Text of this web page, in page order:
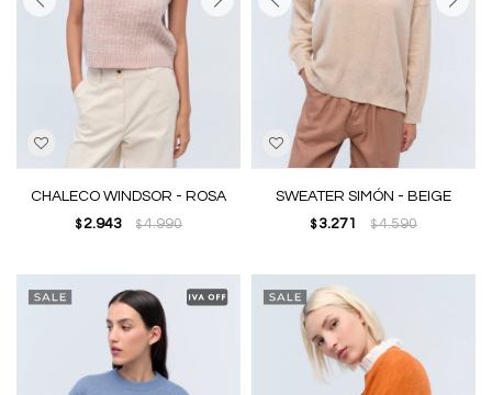
CHALECO WINDSOR - ROSA
$ 2.943 $4.990
SWEATER SIMÓN - BEIGE
$ 3.271 $4.590